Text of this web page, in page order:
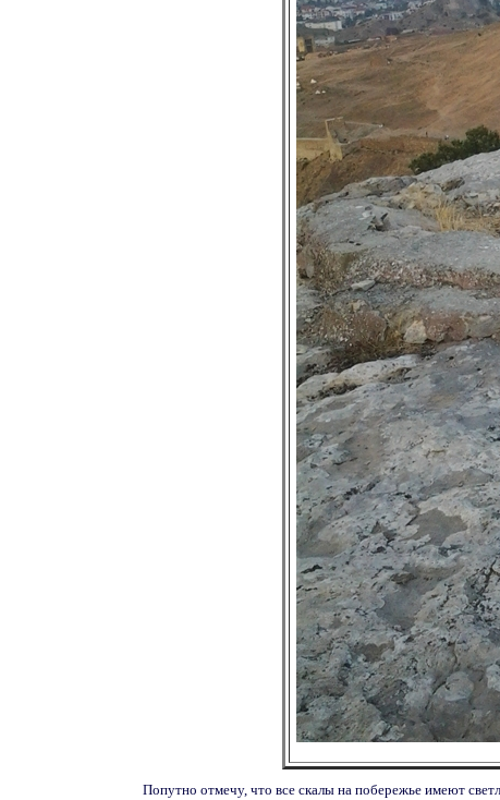
Попутно отмечу, что все скалы на побережье имеют